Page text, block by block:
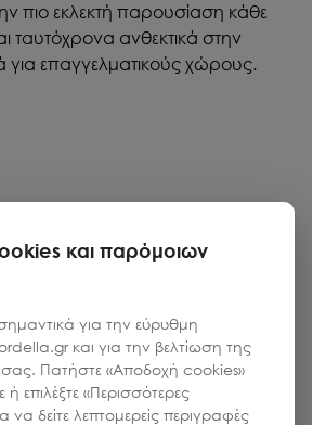
πιο εκλεκτή παρουσίαση κάθε
ταυτόχρονα ανθεκτικά στην
για επαγγελματικούς χώρους.
και παρόμοιων
για την εύρυθμη
και για την βελτίωση της
σας. Πατήστε «Αποδοχή cookies»
ή επιλέξτε «Περισσότερες
να δείτε λεπτομερείς περιγραφές